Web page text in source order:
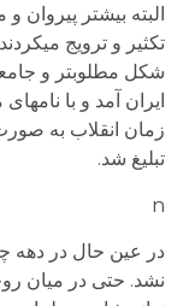
البته بیشتر پیروان
تکثیر و ترویج
شکل مطلوب­تر و
ایران آمد و با
زمان انقلاب به
تبلیغ شد.
n
در عین حال در دهه
نشد. حتی در میان